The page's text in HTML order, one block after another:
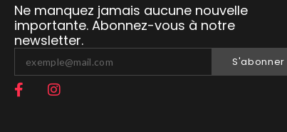
Ne manquez jamais aucune nouvelle
importante. Abonnez-vous à notre
newsletter.
S'abonner